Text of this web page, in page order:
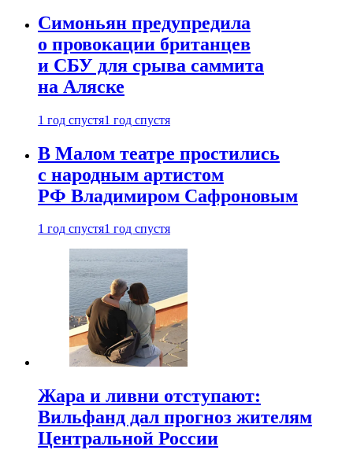
Симоньян предупредила
о провокации британцев
и СБУ для срыва саммита
на Аляске
1 год спустя1 год спустя
В Малом театре простились
с народным артистом
РФ Владимиром Сафроновым
1 год спустя1 год спустя
Жара и ливни отступают:
Вильфанд дал прогноз жителям
Центральной России